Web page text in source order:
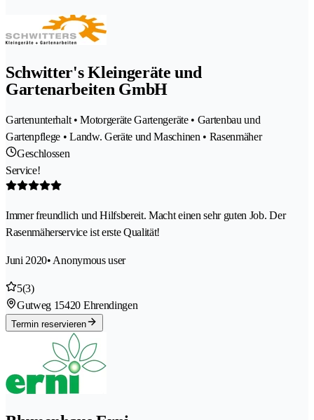
Schwitter's Kleingeräte und
Gartenarbeiten GmbH
Gartenunterhalt • Motorgeräte Gartengeräte • Gartenbau und
Gartenpflege • Landw. Geräte und Maschinen • Rasenmäher
Geschlossen
Service!
Immer freundlich und Hilfsbereit. Macht einen sehr guten Job. Der
Rasenmäherservice ist erste Qualität!
Juni 2020• Anonymous user
5(3)
Gutweg 15420 Ehrendingen
Termin reservieren